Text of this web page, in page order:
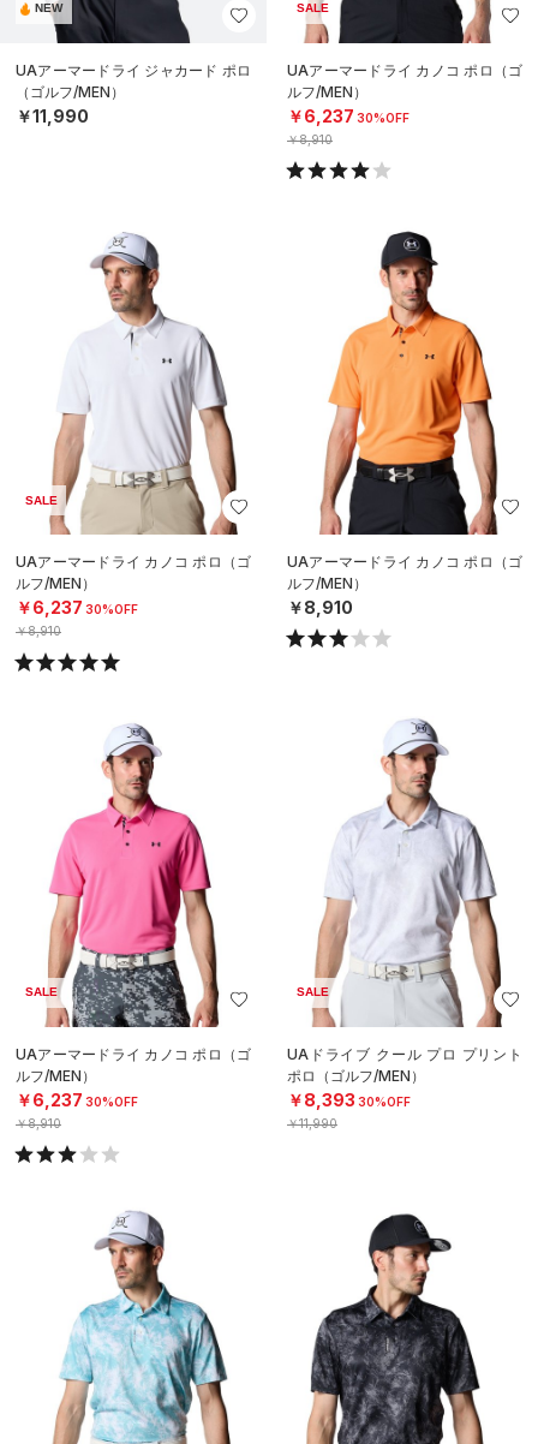
NEW
UAアーマードライ ジャカード ポロ
（ゴルフ/MEN）
￥11,990
SALE
UAアーマードライ カノコ ポロ（ゴ
ルフ/MEN）
￥6,237 30%OFF
￥8,910
SALE
UAアーマードライ カノコ ポロ（ゴ
ルフ/MEN）
￥6,237 30%OFF
￥8,910
UAアーマードライ カノコ ポロ（ゴ
ルフ/MEN）
￥8,910
SALE
UAアーマードライ カノコ ポロ（ゴ
ルフ/MEN）
￥6,237 30%OFF
￥8,910
SALE
UAドライブ クール プロ プリント
ポロ（ゴルフ/MEN）
￥8,393 30%OFF
￥11,990